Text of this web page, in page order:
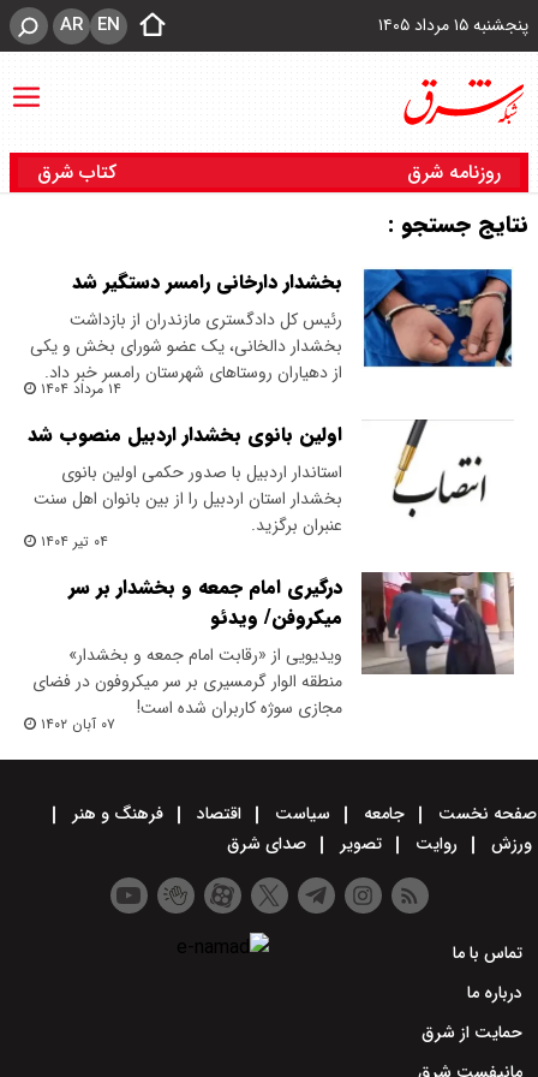
پنجشنبه ۱۵ مرداد ۱۴۰۵ EN
AR
روزنامه شرق کتاب شرق
نتایج جستجو :
بخشدار دارخانی رامسر دستگیر شد
رئیس کل دادگستری مازندران از بازداشت
بخشدار دالخانی، یک عضو شورای بخش و یکی
از دهیاران روستاهای شهرستان رامسر خبر داد.
۱۴ مرداد ۱۴۰۴
اولین بانوی بخشدار اردبیل منصوب شد
استاندار اردبیل با صدور حکمی اولین بانوی
بخشدار استان اردبیل را از بین بانوان اهل سنت
عنبران برگزید.
۰۴ تیر ۱۴۰۴
درگیری امام جمعه و بخشدار بر سر
میکروفن/ ویدئو
ویدیویی از «رقابت امام جمعه و بخشدار»
منطقه الوار گرمسیری بر سر میکروفون در فضای
مجازی سوژه کاربران شده است!
۰۷ آبان ۱۴۰۲
صفحه نخست جامعه سیاست اقتصاد
فرهنگ و هنر
ورزش
روایت تصویر صدای شرق
تماس با ما
درباره ما
حمایت از شرق